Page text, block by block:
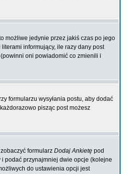
możliwe jedynie przez jakiś czas po jego
informujący, ile razy dany post
oni powiadomić co zmienili i
formularzu wysyłania postu, aby dodać
pisząc post możesz
formularz Dodaj Ankietę pod
podać przynajmniej dwie opcje (kolejne
do ustawienia opcji jest